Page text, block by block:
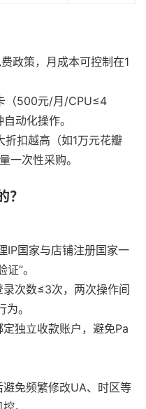
政策，月成本可控制在1
（500元/月/CPU≤4
动化操作。
折扣越高（如1万元花瓣
一次性采购。
？
IP国家与店铺注册国家一
”。
录次数≤3次，两次操作间
。
定独立收款账户，避免Pa
避免频繁修改UA、时区等